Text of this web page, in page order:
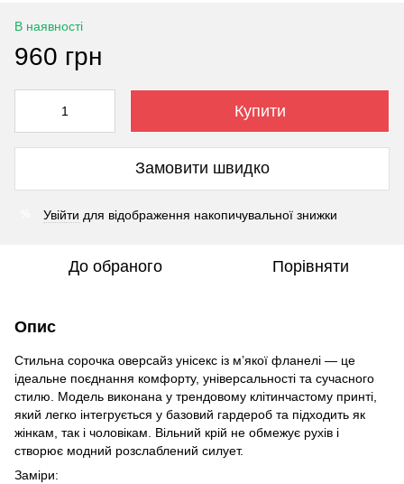
В наявності
960 грн
Купити
Замовити швидко
Увійти для відображення накопичувальної знижки
До обраного Порівняти
Опис
Стильна сорочка оверсайз унісекс із м’якої фланелі — це
ідеальне поєднання комфорту, універсальності та сучасного
стилю. Модель виконана у трендовому клітинчастому принті,
який легко інтегрується у базовий гардероб та підходить як
жінкам, так і чоловікам. Вільний крій не обмежує рухів і
створює модний розслаблений силует.
Заміри: